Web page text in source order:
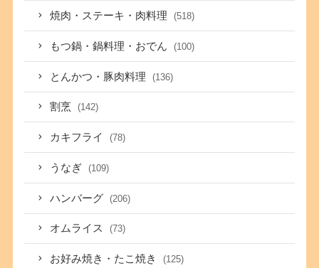
焼肉・ステーキ・肉料理 (518)
もつ鍋・鍋料理・おでん (100)
とんかつ・豚肉料理 (136)
割烹 (142)
カキフライ (78)
うなぎ (109)
ハンバーグ (206)
オムライス (73)
お好み焼き・たこ焼き (125)